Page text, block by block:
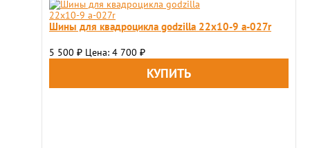
Шины для квадроцикла godzilla 22х10-9 a-027r
5 500 ₽ Цена: 4 700 ₽